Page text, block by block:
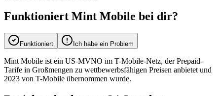
Funktioniert Mint Mobile bei dir?
Funktioniert Ich habe ein Problem
Mint Mobile ist ein US-MVNO im T-Mobile-Netz, der Prepaid-
Tarife in Großmengen zu wettbewerbsfähigen Preisen anbietet und
2023 von T-Mobile übernommen wurde.